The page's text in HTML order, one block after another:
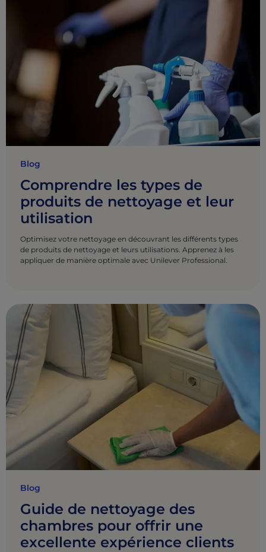
Blog
Comprendre les types de
produits de nettoyage et leur
utilisation
Optimisez votre nettoyage en découvrant les différents types
de produits de nettoyage et leurs utilisations. Apprenez à les
appliquer de manière optimale avec Unilever Professional.
Blog
Guide de nettoyage des
chambres pour offrir une
excellente expérience clients